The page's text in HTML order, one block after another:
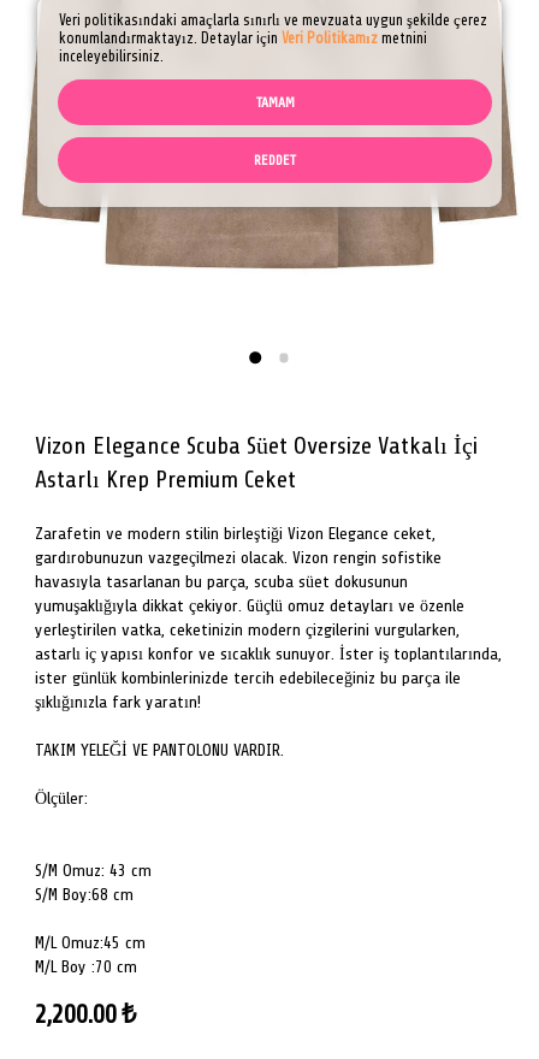
Vizon Elegance Scuba Süet Oversize Vatkalı İçi
Astarlı Krep Premium Ceket
Zarafetin ve modern stilin birleştiği Vizon Elegance ceket,
gardırobunuzun vazgeçilmezi olacak. Vizon rengin sofistike
havasıyla tasarlanan bu parça, scuba süet dokusunun
yumuşaklığıyla dikkat çekiyor. Güçlü omuz detayları ve özenle
yerleştirilen vatka, ceketinizin modern çizgilerini vurgularken,
astarlı iç yapısı konfor ve sıcaklık sunuyor. İster iş toplantılarında,
ister günlük kombinlerinizde tercih edebileceğiniz bu parça ile
şıklığınızla fark yaratın!
TAKIM YELEĞİ VE PANTOLONU VARDIR.
Ölçüler:
S/M Omuz: 43 cm
S/M Boy:68 cm
M/L Omuz:45 cm
M/L Boy :70 cm
2,200.00₺
Veri politikasındaki amaçlarla sınırlı ve mevzuata uygun şekilde çerez
konumlandırmaktayız. Detaylar içinVeri Politikamızmetnini
inceleyebilirsiniz.
TAMAM
REDDET